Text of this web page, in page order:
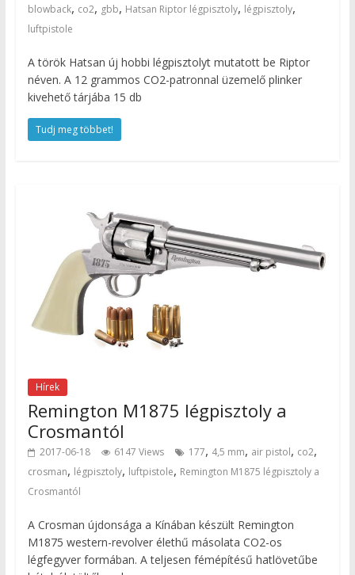
blowback, co2, gbb, Hatsan Riptor légpisztoly, légpisztoly,
luftpistole
A török Hatsan új hobbi légpisztolyt mutatott be Riptor
néven. A 12 grammos CO2-patronnal üzemelő plinker
kivehető tárjába 15 db
Tudj meg többet!
Hírek
Remington M1875 légpisztoly a
Crosmantól
2017-06-18 6147 Views 177, 4,5 mm, air pistol, co2,
crosman, légpisztoly, luftpistole, Remington M1875 légpisztoly a
Crosmantól
A Crosman újdonsága a Kínában készült Remington
M1875 western-revolver élethű másolata CO2-os
légfegyver formában. A teljesen fémépítésű hatlövetűbe